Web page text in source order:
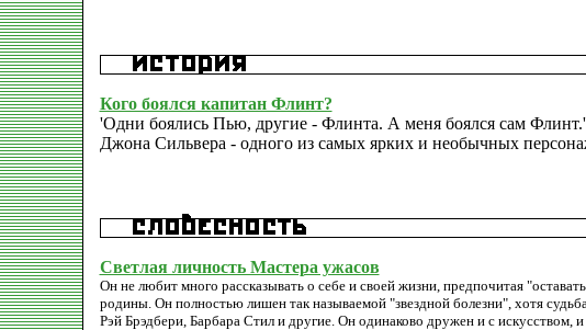
Кого боялся капитан Флинт?
'Одни боялись Пью, другие - Флинта. А меня боялся сам Флинт.'
Джона Сильвера - одного из самых ярких и необычных
Светлая личность Мастера ужасов
Он не любит много рассказывать о себе и своей жизни, предпочитая
родины. Он полностью лишен так называемой "звездной болезни", хотя
Рэй Брэдбери, Барбара Стил и другие. Он одинаково дружен и с искусством,